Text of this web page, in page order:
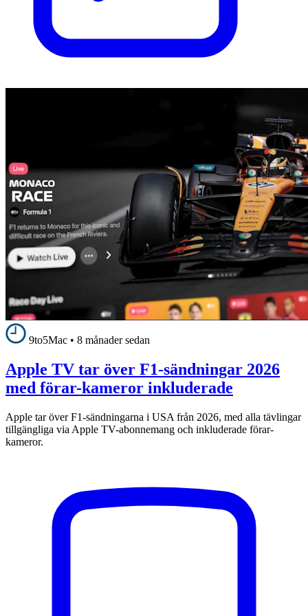
9to5Mac • 8 månader sedan
Apple TV tar över F1-sändningar 2026
med förar-kameror inkluderade
Apple tar över F1-sändningarna i USA från 2026, med alla tävlingar
tillgängliga via Apple TV-abonnemang och inkluderade förar-
kameror.